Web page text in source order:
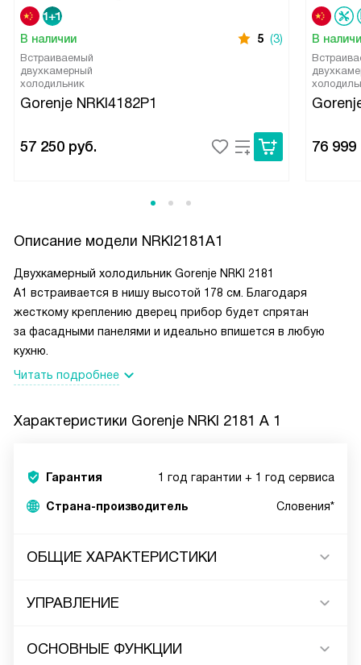
В наличии 5 (3)
Встраиваемый
двухкамерный
холодильник
Gorenje NRKI4182P1
57 250 руб.
В
76 999
Описание модели NRKI2181A1
Двухкамерный холодильник Gorenje NRKI 2181
A1 встраивается в нишу высотой 178 см. Благодаря
жесткому креплению дверец прибор будет спрятан
за фасадными панелями и идеально впишется в любую
кухню.
Читать подробнее
Характеристики Gorenje NRKI 2181 A 1
Гарантия 1 год гарантии + 1 год сервиса
Страна-производитель Словения*
ОБЩИЕ ХАРАКТЕРИСТИКИ
УПРАВЛЕНИЕ
ОСНОВНЫЕ ФУНКЦИИ